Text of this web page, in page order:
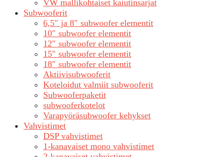
VW mallikohtaiset kaiutinsarjat
Subwooferit
6,5″ ja 8″ subwoofer elementit
10″ subwoofer elementit
12″ subwoofer elementit
15″ subwoofer elementit
18″ subwoofer elementit
Aktiivisubwooferit
Koteloidut valmiit subwooferit
Subwooferpaketit
subwooferkotelot
Varapyöräsubwoofer kehykset
Vahvistimet
DSP vahvistimet
1-kanavaiset mono vahvistimet